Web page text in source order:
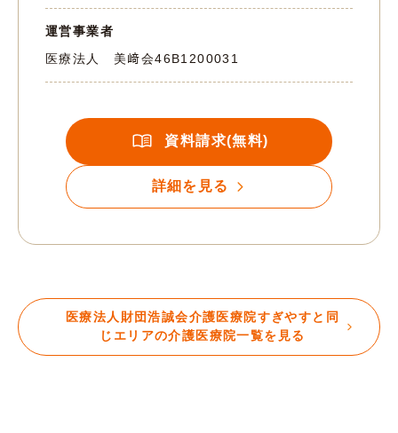
運営事業者
医療法人 美﨑会46B1200031
資料請求(無料)
詳細を見る
医療法人財団浩誠会介護医療院すぎやすと同
じエリアの介護医療院一覧を見る